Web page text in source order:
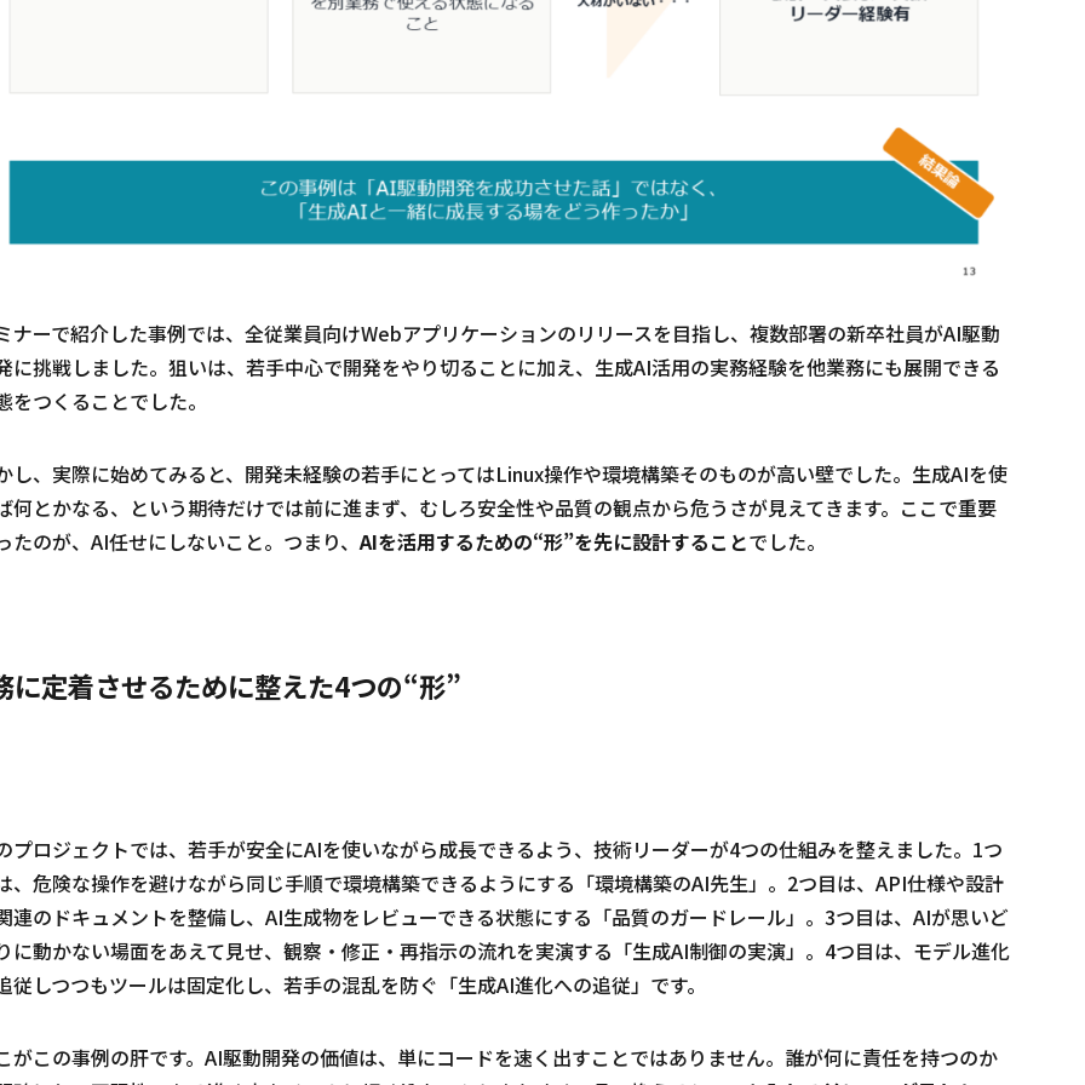
ナーで紹介した事例では、全従業員向けWebアプリケーションのリリースを目指し、複数部署の新卒社員がAI駆動
に挑戦しました。狙いは、若手中心で開発をやり切ることに加え、生成AI活用の実務経験を他業務にも展開できる
をつくることでした。
し、実際に始めてみると、開発未経験の若手にとってはLinux操作や環境構築そのものが高い壁でした。生成AIを使
何とかなる、という期待だけでは前に進まず、むしろ安全性や品質の観点から危うさが見えてきます。ここで重要
たのが、AI任せにしないこと。つまり、AIを活用するための“形”を先に設計することでした。
に定着させるために整えた4つの“形”
プロジェクトでは、若手が安全にAIを使いながら成長できるよう、技術リーダーが4つの仕組みを整えました。1つ
、危険な操作を避けながら同じ手順で環境構築できるようにする「環境構築のAI先生」。2つ目は、API仕様や設計
連のドキュメントを整備し、AI生成物をレビューできる状態にする「品質のガードレール」。3つ目は、AIが思いど
に動かない場面をあえて見せ、観察・修正・再指示の流れを実演する「生成AI制御の実演」。4つ目は、モデル進化
従しつつもツールは固定化し、若手の混乱を防ぐ「生成AI進化への追従」です。
がこの事例の肝です。AI駆動開発の価値は、単にコードを速く出すことではありません。誰が何に責任を持つのか